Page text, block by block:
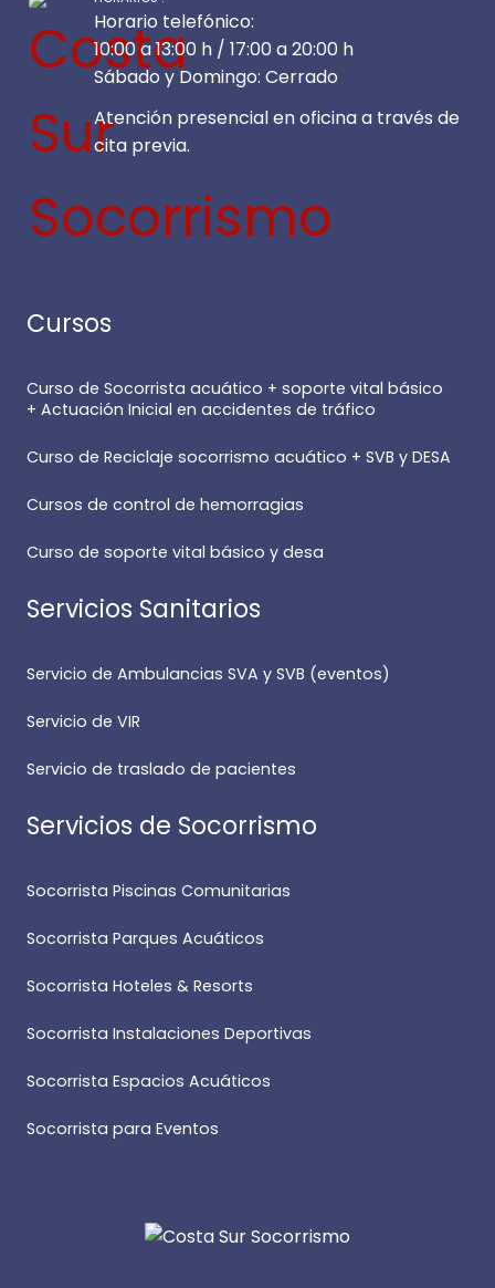
Horario telefónico:
10:00 a 13:00 h / 17:00 a 20:00 h
Sábado y Domingo: Cerrado
Atención presencial en oficina a través de
cita previa.
Cursos
Curso de Socorrista acuático + soporte vital básico
+ Actuación Inicial en accidentes de tráfico
Curso de Reciclaje socorrismo acuático + SVB y DESA
Cursos de control de hemorragias
Curso de soporte vital básico y desa
Servicios Sanitarios
Servicio de Ambulancias SVA y SVB (eventos)
Servicio de VIR
Servicio de traslado de pacientes
Servicios de Socorrismo
Socorrista Piscinas Comunitarias
Socorrista Parques Acuáticos
Socorrista Hoteles & Resorts
Socorrista Instalaciones Deportivas
Socorrista Espacios Acuáticos
Socorrista para Eventos